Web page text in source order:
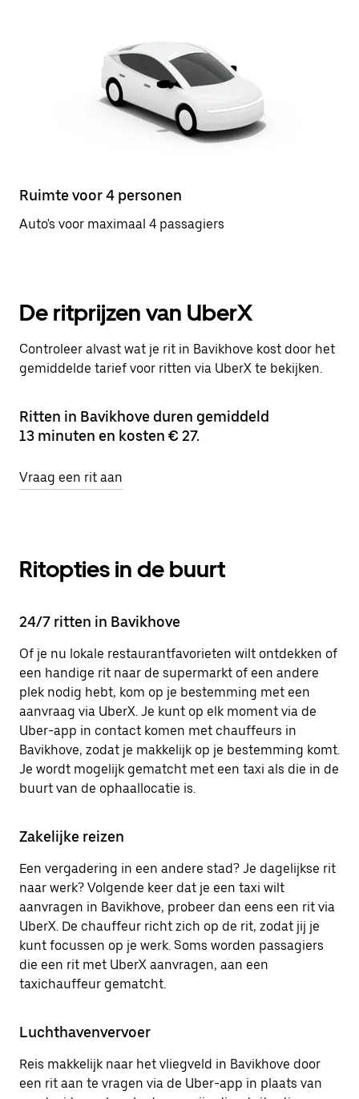
Ruimte voor 4 personen
Auto's voor maximaal 4 passagiers
De ritprijzen van UberX
Controleer alvast wat je rit in Bavikhove kost door het
gemiddelde tarief voor ritten via UberX te bekijken.
Ritten in Bavikhove duren gemiddeld
13 minuten en kosten € 27.
Vraag een rit aan
Ritopties in de buurt
24/7 ritten in Bavikhove
Of je nu lokale restaurantfavorieten wilt ontdekken of
een handige rit naar de supermarkt of een andere
plek nodig hebt, kom op je bestemming met een
aanvraag via UberX. Je kunt op elk moment via de
Uber-app in contact komen met chauffeurs in
Bavikhove, zodat je makkelijk op je bestemming komt.
Je wordt mogelijk gematcht met een taxi als die in de
buurt van de ophaallocatie is.
Zakelijke reizen
Een vergadering in een andere stad? Je dagelijkse rit
naar werk? Volgende keer dat je een taxi wilt
aanvragen in Bavikhove, probeer dan eens een rit via
UberX. De chauffeur richt zich op de rit, zodat jij je
kunt focussen op je werk. Soms worden passagiers
die een rit met UberX aanvragen, aan een
taxichauffeur gematcht.
Luchthavenvervoer
Reis makkelijk naar het vliegveld in Bavikhove door
een rit aan te vragen via de Uber-app in plaats van